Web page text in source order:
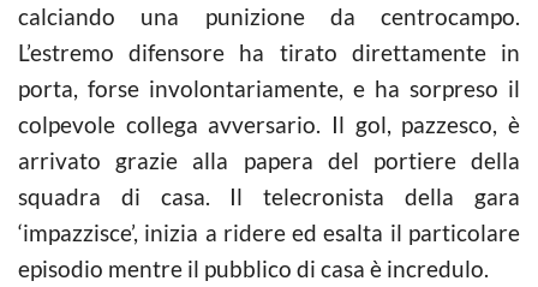
calciando una punizione da centrocampo.
L’estremo difensore ha tirato direttamente in
porta, forse involontariamente, e ha sorpreso il
colpevole collega avversario. Il gol, pazzesco, è
arrivato grazie alla papera del portiere della
squadra di casa. Il telecronista della gara
‘impazzisce’, inizia a ridere ed esalta il particolare
episodio mentre il pubblico di casa è incredulo.